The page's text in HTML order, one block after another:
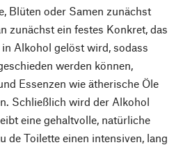
Blüten oder Samen zunächst
zunächst ein festes Konkret, das
Alkohol gelöst wird, sodass
werden können,
Essenzen wie ätherische Öle
Schließlich wird der Alkohol
eine gehaltvolle, natürliche
de Toilette einen intensiven, lang